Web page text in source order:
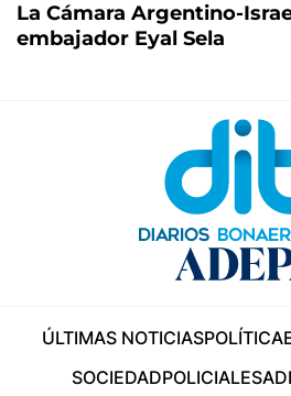
La Cámara Argentino-
embajador Eyal Sela
ÚLTIMAS NOTICIASPOLÍTICA
SOCIEDADPOLICIALES